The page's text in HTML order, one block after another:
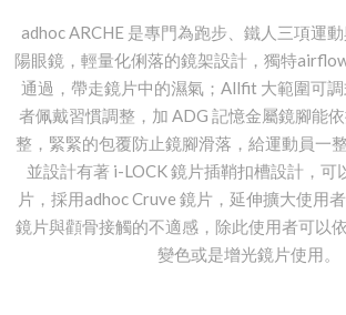
adhoc ARCHE 是專門為跑步、鐵人三項運
陽眼鏡，輕量化俐落的鏡架設計，獨特
通過，帶走鏡片中的濕氣；Allfit 大範圍可
者佩戴習慣調整，加 ADG 記憶金屬鏡腳能
整，緊緊的包覆防止鏡腳滑落，給運動員一
並設計有著 i-LOCK 鏡片插鞘扣槽設計，可
片，採用adhoc Cruve 鏡片，延伸擴大使用
鏡片與顴骨接觸的不適感，除此使用者可以
變色或是增光鏡片使用。